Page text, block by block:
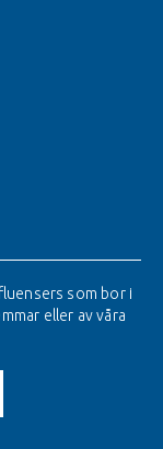
som bor i
eller av våra